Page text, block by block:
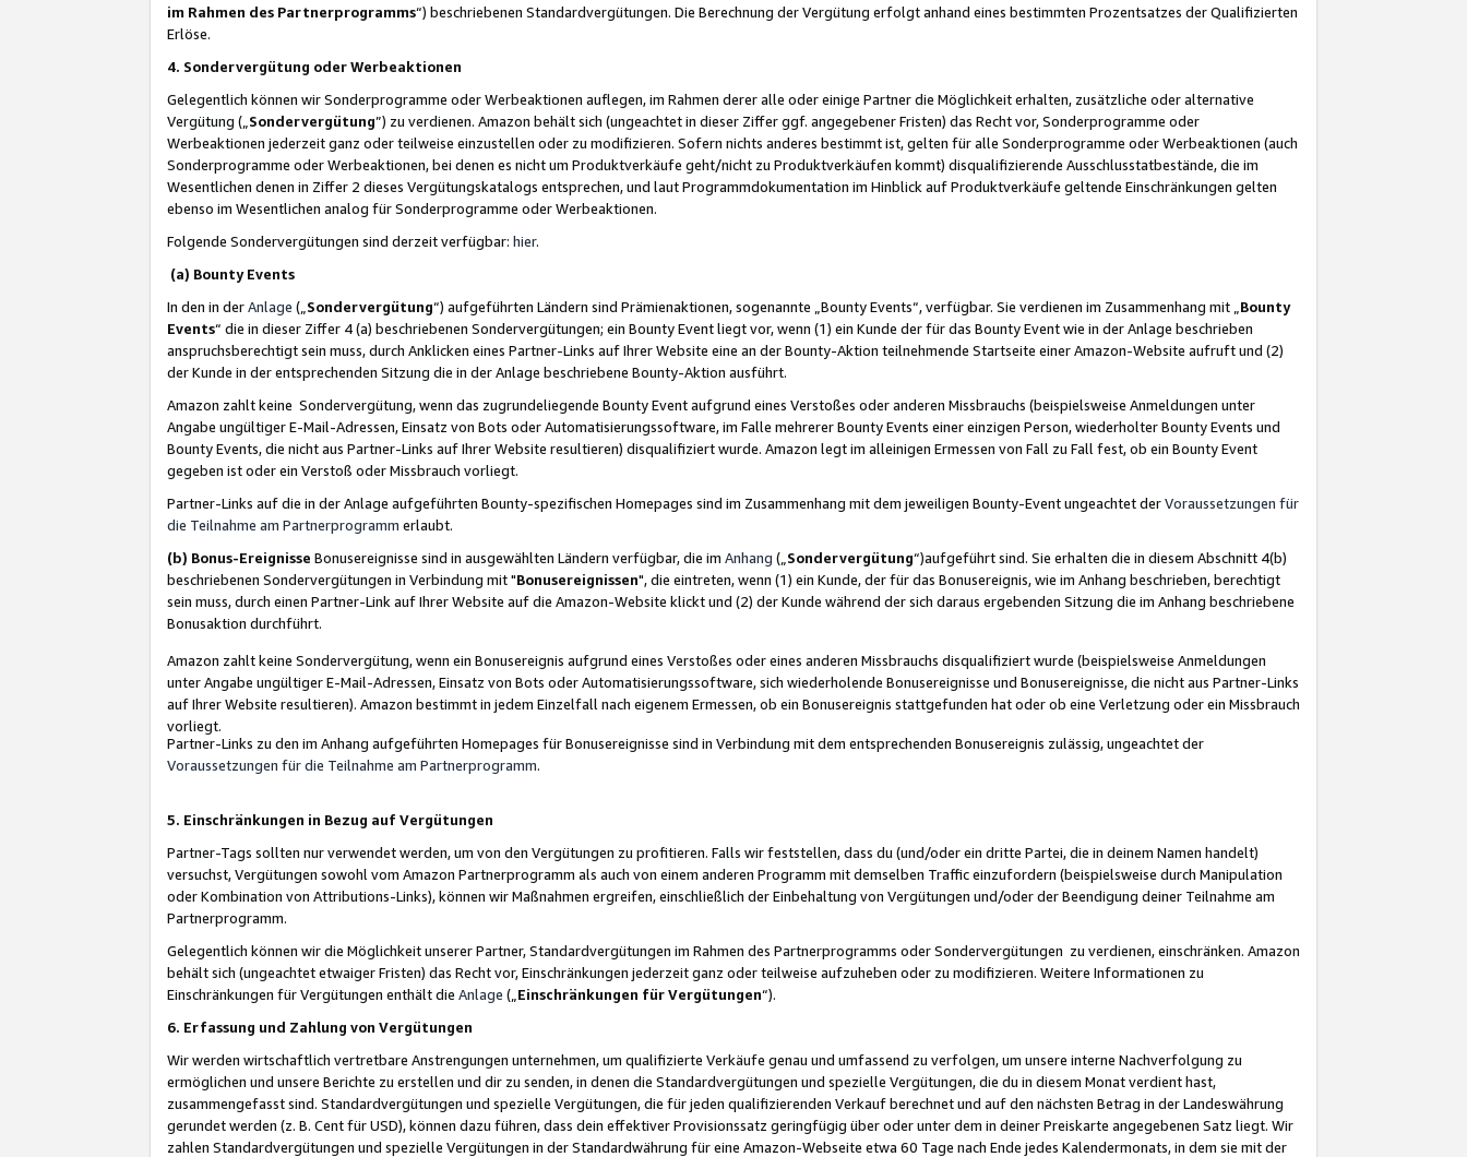
im Rahmen des Partnerprogramms“) beschriebenen Standardvergütungen. Die Berechnung der Vergütung erfolgt anhand eines bestimmten Prozentsatzes der Qualifizierten
Erlöse.
4. Sondervergütung oder Werbeaktionen
Gelegentlich können wir Sonderprogramme oder Werbeaktionen auflegen, im Rahmen derer alle oder einige Partner die Möglichkeit erhalten, zusätzliche oder alternative
Vergütung („ Sondervergütung”) zu verdienen. Amazon behält sich (ungeachtet in dieser Ziffer ggf. angegebener Fristen) das Recht vor, Sonderprogramme oder
Werbeaktionen jederzeit ganz oder teilweise einzustellen oder zu modifizieren. Sofern nichts anderes bestimmt ist, gelten für alle Sonderprogramme oder Werbeaktionen (auch
Sonderprogramme oder Werbeaktionen, bei denen es nicht um Produktverkäufe geht/nicht zu Produktverkäufen kommt) disqualifizierende Ausschlusstatbestände, die im
Wesentlichen denen in Ziffer 2 dieses Vergütungskatalogs entsprechen, und laut Programmdokumentation im Hinblick auf Produktverkäufe geltende Einschränkungen gelten
ebenso im Wesentlichen analog für Sonderprogramme oder Werbeaktionen.
Folgende Sondervergütungen sind derzeit verfügbar: hier.
(a) Bounty Events
In den in derAnlage („ Sondervergütung“) aufgeführten Ländern sind Prämienaktionen, sogenannte „Bounty Events“, verfügbar. Sie verdienen im Zusammenhang mit „ Bounty
Events“ die in dieser Ziffer 4 (a) beschriebenen Sondervergütungen; ein Bounty Event liegt vor, wenn (1) ein Kunde der für das Bounty Event wie in der Anlage beschrieben
anspruchsberechtigt sein muss, durch Anklicken eines Partner-Links auf Ihrer Website eine an der Bounty-Aktion teilnehmende Startseite einer Amazon-Website aufruft und (2)
der Kunde in der entsprechenden Sitzung die in der Anlage beschriebene Bounty-Aktion ausführt.
Amazon zahlt keine Sondervergütung, wenn das zugrundeliegende Bounty Event aufgrund eines Verstoßes oder anderen Missbrauchs (beispielsweise Anmeldungen unter
Angabe ungültiger E-Mail-Adressen, Einsatz von Bots oder Automatisierungssoftware, im Falle mehrerer Bounty Events einer einzigen Person, wiederholter Bounty Events und
Bounty Events, die nicht aus Partner-Links auf Ihrer Website resultieren) disqualifiziert wurde. Amazon legt im alleinigen Ermessen von Fall zu Fall fest, ob ein Bounty Event
gegeben ist oder ein Verstoß oder Missbrauch vorliegt.
Partner-Links auf die in der Anlage aufgeführten Bounty-spezifischen Homepages sind im Zusammenhang mit dem jeweiligen Bounty-Event ungeachtet derVoraussetzungen für
die Teilnahme am Partnerprogramm erlaubt.
(b) Bonus-Ereignisse Bonusereignisse sind in ausgewählten Ländern verfügbar, die im Anhang („ Sondervergütung“)aufgeführt sind. Sie erhalten die in diesem Abschnitt 4(b)
beschriebenen Sondervergütungen in Verbindung mit "Bonusereignissen", die eintreten, wenn (1) ein Kunde, der für das Bonusereignis, wie im Anhang beschrieben, berechtigt
sein muss, durch einen Partner-Link auf Ihrer Website auf die Amazon-Website klickt und (2) der Kunde während der sich daraus ergebenden Sitzung die im Anhang beschriebene
Bonusaktion durchführt.
Amazon zahlt keine Sondervergütung, wenn ein Bonusereignis aufgrund eines Verstoßes oder eines anderen Missbrauchs disqualifiziert wurde (beispielsweise Anmeldungen
unter Angabe ungültiger E-Mail-Adressen, Einsatz von Bots oder Automatisierungssoftware, sich wiederholende Bonusereignisse und Bonusereignisse, die nicht aus Partner-Links
auf Ihrer Website resultieren). Amazon bestimmt in jedem Einzelfall nach eigenem Ermessen, ob ein Bonusereignis stattgefunden hat oder ob eine Verletzung oder ein Missbrauch
vorliegt.
Partner-Links zu den im Anhang aufgeführten Homepages für Bonusereignisse sind in Verbindung mit dem entsprechenden Bonusereignis zulässig, ungeachtet der
Voraussetzungen für die Teilnahme am Partnerprogramm.
5. Einschränkungen in Bezug auf Vergütungen
Partner-Tags sollten nur verwendet werden, um von den Vergütungen zu profitieren. Falls wir feststellen, dass du (und/oder ein dritte Partei, die in deinem Namen handelt)
versuchst, Vergütungen sowohl vom Amazon Partnerprogramm als auch von einem anderen Programm mit demselben Traffic einzufordern (beispielsweise durch Manipulation
oder Kombination von Attributions-Links), können wir Maßnahmen ergreifen, einschließlich der Einbehaltung von Vergütungen und/oder der Beendigung deiner Teilnahme am
Partnerprogramm.
Gelegentlich können wir die Möglichkeit unserer Partner, Standardvergütungen im Rahmen des Partnerprogramms oder Sondervergütungen zu verdienen, einschränken. Amazon
behält sich (ungeachtet etwaiger Fristen) das Recht vor, Einschränkungen jederzeit ganz oder teilweise aufzuheben oder zu modifizieren. Weitere Informationen zu
Einschränkungen für Vergütungen enthält die Anlage („ Einschränkungen für Vergütungen“).
6. Erfassung und Zahlung von Vergütungen
Wir werden wirtschaftlich vertretbare Anstrengungen unternehmen, um qualifizierte Verkäufe genau und umfassend zu verfolgen, um unsere interne Nachverfolgung zu
ermöglichen und unsere Berichte zu erstellen und dir zu senden, in denen die Standardvergütungen und spezielle Vergütungen, die du in diesem Monat verdient hast,
zusammengefasst sind. Standardvergütungen und spezielle Vergütungen, die für jeden qualifizierenden Verkauf berechnet und auf den nächsten Betrag in der Landeswährung
gerundet werden (z. B. Cent für USD), können dazu führen, dass dein effektiver Provisionssatz geringfügig über oder unter dem in deiner Preiskarte angegebenen Satz liegt. Wir
zahlen Standardvergütungen und spezielle Vergütungen in der Standardwährung für eine Amazon-Webseite etwa 60 Tage nach Ende jedes Kalendermonats, in dem sie mit der